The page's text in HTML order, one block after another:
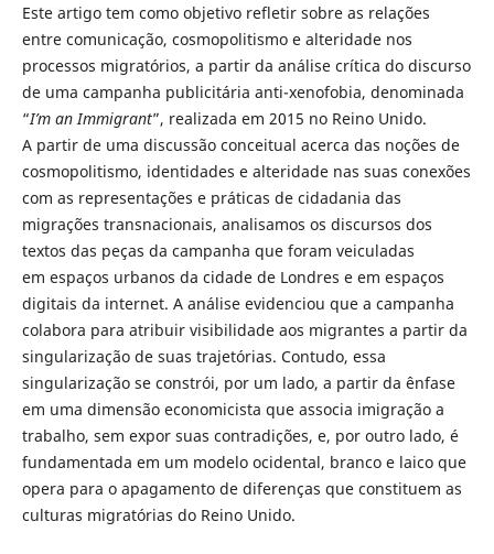
Este artigo tem como objetivo refletir sobre as relações
entre comunicação, cosmopolitismo e alteridade nos
processos migratórios, a partir da análise crítica do discurso
de uma campanha publicitária anti-xenofobia, denominada
“I’m an Immigrant”, realizada em 2015 no Reino Unido.
A partir de uma discussão conceitual acerca das noções de
cosmopolitismo, identidades e alteridade nas suas conexões
com as representações e práticas de cidadania das
migrações transnacionais, analisamos os discursos dos
textos das peças da campanha que foram veiculadas
em espaços urbanos da cidade de Londres e em espaços
digitais da internet. A análise evidenciou que a campanha
colabora para atribuir visibilidade aos migrantes a partir da
singularização de suas trajetórias. Contudo, essa
singularização se constrói, por um lado, a partir da ênfase
em uma dimensão economicista que associa imigração a
trabalho, sem expor suas contradições, e, por outro lado, é
fundamentada em um modelo ocidental, branco e laico que
opera para o apagamento de diferenças que constituem as
culturas migratórias do Reino Unido.